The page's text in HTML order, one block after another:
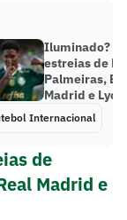
Iluminado?
estreias de
Palmeiras,
Madrid e Lyon
Internacional
de
Madrid e